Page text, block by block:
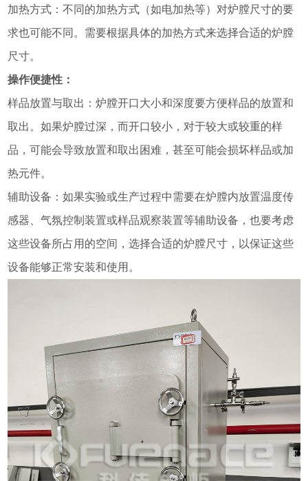
加热方式：不同的加热方式（如电加热等）对炉膛尺寸的要
求也可能不同。需要根据具体的加热方式来选择合适的炉膛
尺寸。
操作便捷性：
样品放置与取出：炉膛开口大小和深度要方便样品的放置和
取出。如果炉膛过深，而开口较小，对于较大或较重的样
品，可能会导致放置和取出困难，甚至可能会损坏样品或加
热元件。
辅助设备：如果实验或生产过程中需要在炉膛内放置温度传
感器、气氛控制装置或样品观察装置等辅助设备，也要考虑
这些设备所占用的空间，选择合适的炉膛尺寸，以保证这些
设备能够正常安装和使用。